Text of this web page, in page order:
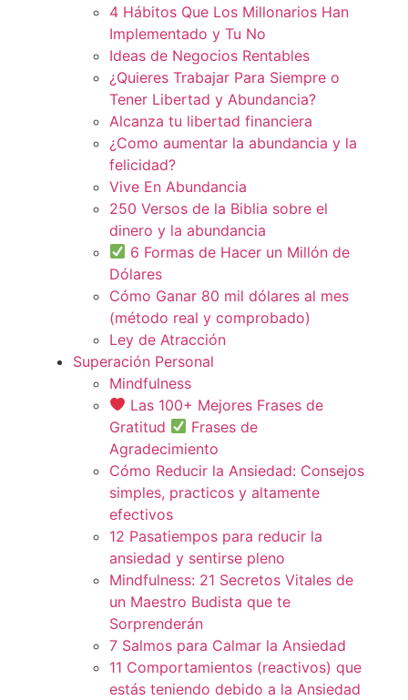
4 Hábitos Que Los Millonarios Han
Implementado y Tu No
Ideas de Negocios Rentables
¿Quieres Trabajar Para Siempre o
Tener Libertad y Abundancia?
Alcanza tu libertad financiera
¿Como aumentar la abundancia y la
felicidad?
Vive En Abundancia
250 Versos de la Biblia sobre el
dinero y la abundancia
6 Formas de Hacer un Millón de
Dólares
Cómo Ganar 80 mil dólares al mes
(método real y comprobado)
Ley de Atracción
Superación Personal
Mindfulness
Las 100+ Mejores Frases de
Gratitud
Frases de
Agradecimiento
Cómo Reducir la Ansiedad: Consejos
simples, practicos y altamente
efectivos
12 Pasatiempos para reducir la
ansiedad y sentirse pleno
Mindfulness: 21 Secretos Vitales de
un Maestro Budista que te
Sorprenderán
7 Salmos para Calmar la Ansiedad
11 Comportamientos (reactivos) que
estás teniendo debido a la Ansiedad